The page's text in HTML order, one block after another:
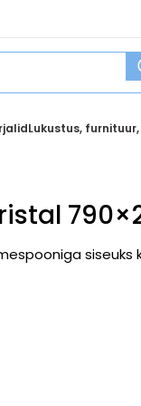
Lukustus,
siseuks